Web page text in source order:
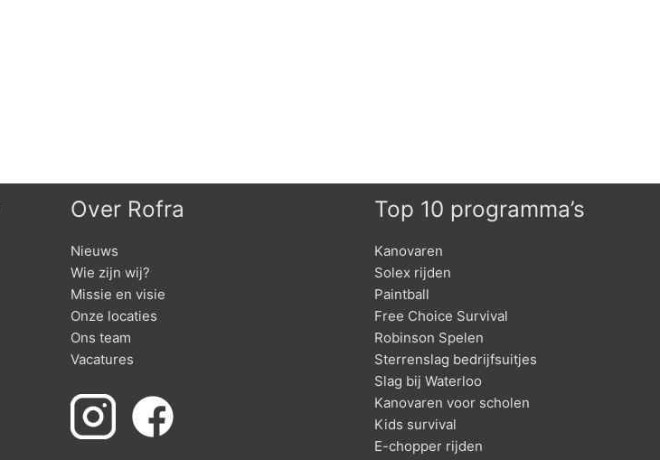
Over Rofra
Nieuws
Wie zijn wij?
Missie en visie
Onze locaties
Ons team
Vacatures
Top 10 programma’s
Kanovaren
Solex rijden
Paintball
Free Choice Survival
Robinson Spelen
Sterrenslag bedrijfsuitjes
Slag bij Waterloo
Kanovaren voor scholen
Kids survival
E-chopper rijden